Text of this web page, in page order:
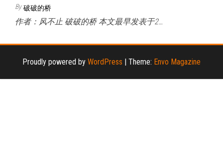
By 破破的桥
作者：风不止 破破的桥 本文最早发表于2…
Proudly powered by WordPress Theme: Envo Magazine